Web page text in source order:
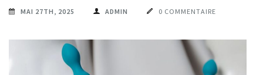
MAI 27TH, 2025 ADMIN 0 COMMENTAIRE